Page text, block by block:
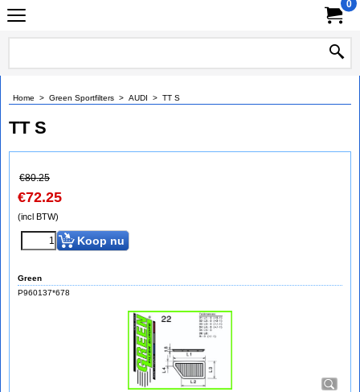
0
Home > Green Sportfilters > AUDI > TT S
TT S
€80.25
€72.25
(incl BTW)
Koop nu
Green
P960137*678